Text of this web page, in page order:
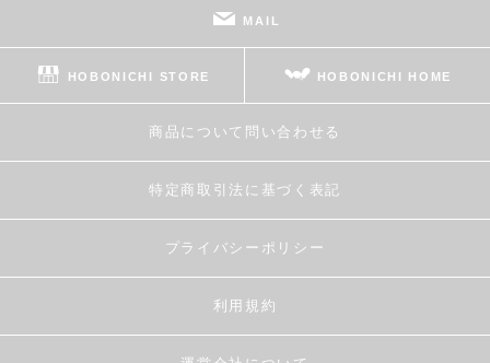
MAIL
HOBONICHI STORE HOBONICHI HOME
商品について問い合わせる
特定商取引法に基づく表記
プライバシーポリシー
利用規約